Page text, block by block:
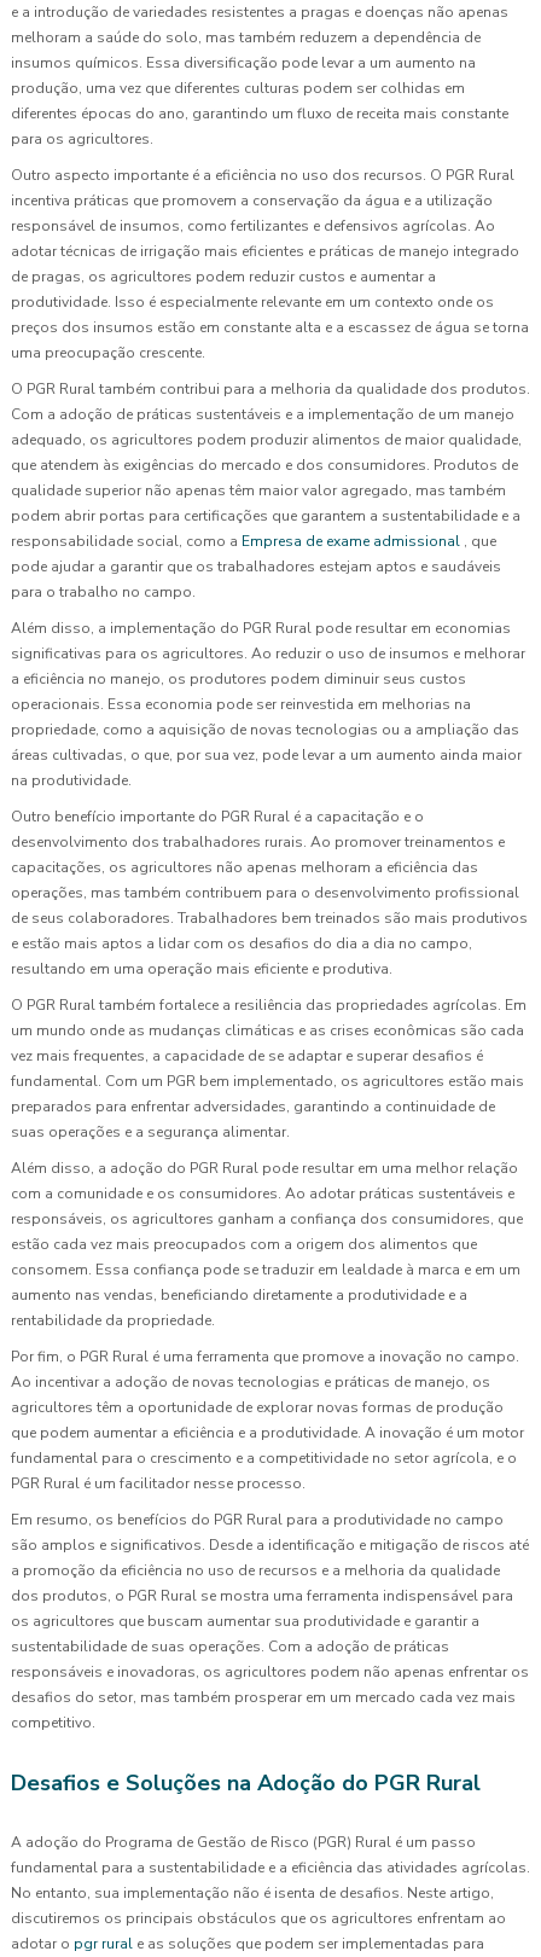
e a introdução de variedades resistentes a pragas e doenças não apenas
melhoram a saúde do solo, mas também reduzem a dependência de
insumos químicos. Essa diversificação pode levar a um aumento na
produção, uma vez que diferentes culturas podem ser colhidas em
diferentes épocas do ano, garantindo um fluxo de receita mais constante
para os agricultores.
Outro aspecto importante é a eficiência no uso dos recursos. O PGR Rural
incentiva práticas que promovem a conservação da água e a utilização
responsável de insumos, como fertilizantes e defensivos agrícolas. Ao
adotar técnicas de irrigação mais eficientes e práticas de manejo integrado
de pragas, os agricultores podem reduzir custos e aumentar a
produtividade. Isso é especialmente relevante em um contexto onde os
preços dos insumos estão em constante alta e a escassez de água se torna
uma preocupação crescente.
O PGR Rural também contribui para a melhoria da qualidade dos produtos.
Com a adoção de práticas sustentáveis e a implementação de um manejo
adequado, os agricultores podem produzir alimentos de maior qualidade,
que atendem às exigências do mercado e dos consumidores. Produtos de
qualidade superior não apenas têm maior valor agregado, mas também
podem abrir portas para certificações que garantem a sustentabilidade e a
responsabilidade social, como a Empresa de exame admissional , que
pode ajudar a garantir que os trabalhadores estejam aptos e saudáveis
para o trabalho no campo.
Além disso, a implementação do PGR Rural pode resultar em economias
significativas para os agricultores. Ao reduzir o uso de insumos e melhorar
a eficiência no manejo, os produtores podem diminuir seus custos
operacionais. Essa economia pode ser reinvestida em melhorias na
propriedade, como a aquisição de novas tecnologias ou a ampliação das
áreas cultivadas, o que, por sua vez, pode levar a um aumento ainda maior
na produtividade.
Outro benefício importante do PGR Rural é a capacitação e o
desenvolvimento dos trabalhadores rurais. Ao promover treinamentos e
capacitações, os agricultores não apenas melhoram a eficiência das
operações, mas também contribuem para o desenvolvimento profissional
de seus colaboradores. Trabalhadores bem treinados são mais produtivos
e estão mais aptos a lidar com os desafios do dia a dia no campo,
resultando em uma operação mais eficiente e produtiva.
O PGR Rural também fortalece a resiliência das propriedades agrícolas. Em
um mundo onde as mudanças climáticas e as crises econômicas são cada
vez mais frequentes, a capacidade de se adaptar e superar desafios é
fundamental. Com um PGR bem implementado, os agricultores estão mais
preparados para enfrentar adversidades, garantindo a continuidade de
suas operações e a segurança alimentar.
Além disso, a adoção do PGR Rural pode resultar em uma melhor relação
com a comunidade e os consumidores. Ao adotar práticas sustentáveis e
responsáveis, os agricultores ganham a confiança dos consumidores, que
estão cada vez mais preocupados com a origem dos alimentos que
consomem. Essa confiança pode se traduzir em lealdade à marca e em um
aumento nas vendas, beneficiando diretamente a produtividade e a
rentabilidade da propriedade.
Por fim, o PGR Rural é uma ferramenta que promove a inovação no campo.
Ao incentivar a adoção de novas tecnologias e práticas de manejo, os
agricultores têm a oportunidade de explorar novas formas de produção
que podem aumentar a eficiência e a produtividade. A inovação é um motor
fundamental para o crescimento e a competitividade no setor agrícola, e o
PGR Rural é um facilitador nesse processo.
Em resumo, os benefícios do PGR Rural para a produtividade no campo
são amplos e significativos. Desde a identificação e mitigação de riscos até
a promoção da eficiência no uso de recursos e a melhoria da qualidade
dos produtos, o PGR Rural se mostra uma ferramenta indispensável para
os agricultores que buscam aumentar sua produtividade e garantir a
sustentabilidade de suas operações. Com a adoção de práticas
responsáveis e inovadoras, os agricultores podem não apenas enfrentar os
desafios do setor, mas também prosperar em um mercado cada vez mais
competitivo.
Desafios e Soluções na Adoção do PGR Rural
A adoção do Programa de Gestão de Risco (PGR) Rural é um passo
fundamental para a sustentabilidade e a eficiência das atividades agrícolas.
No entanto, sua implementação não é isenta de desafios. Neste artigo,
discutiremos os principais obstáculos que os agricultores enfrentam ao
adotar o pgr rural e as soluções que podem ser implementadas para